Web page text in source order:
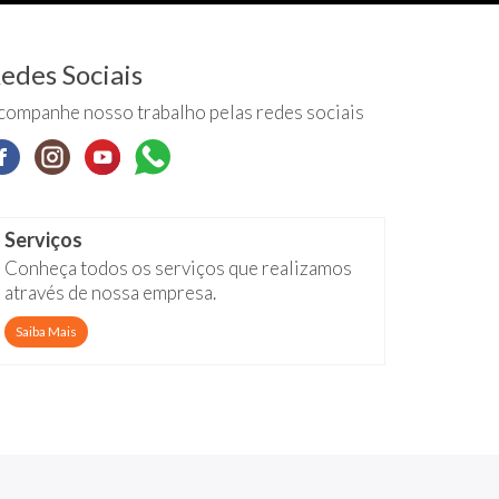
Sociais
nosso trabalho pelas redes sociais
Serviços
Conheça todos os serviços que realizamos
através de nossa empresa.
Saiba Mais